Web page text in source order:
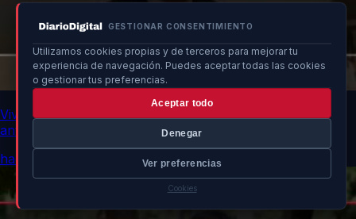
GESTIONAR CONSENTIMIENTO
Utilizamos cookies propias y de terceros para mejorar tu
experiencia de navegación. Puedes aceptar todas las cookies
o gestionar tus preferencias.
Aceptar todo
Denegar
Ver preferencias
Cookies
Vivas urge a la UE fortalecer frontera por vulnerabilidad
ante Marruecos
hace 1 min